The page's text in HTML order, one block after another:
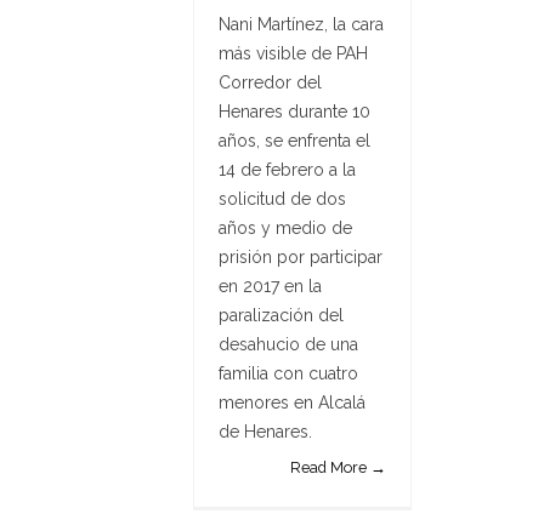
Nani Martínez, la cara
más visible de PAH
Corredor del
Henares durante 10
años, se enfrenta el
14 de febrero a la
solicitud de dos
años y medio de
prisión por participar
en 2017 en la
paralización del
desahucio de una
familia con cuatro
menores en Alcalá
de Henares.
Read More →